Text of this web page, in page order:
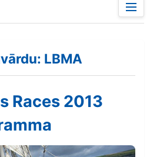
Menu
LBMA
Races 2013